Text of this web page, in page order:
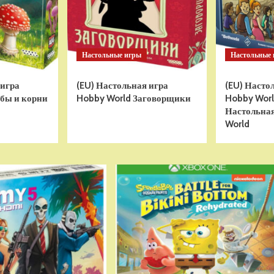
и корни
Настольные игры
(EU) Настольная игра
Hobby World Заговорщики
Настольные
(EU)
Hobby
World